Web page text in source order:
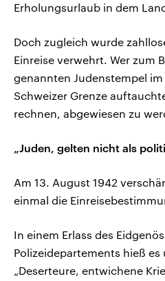
Erholungsurlaub in dem
Doch zugleich wurde
Einreise verwehrt. Wer zum
genannten Judenstempel
Schweizer Grenze
rechnen, abgewiesen zu
„Juden, gelten nicht als
Am 13. August 1942
einmal die
In einem Erlass des
Polizeidepartements hieß es
„Deserteure, entwichene